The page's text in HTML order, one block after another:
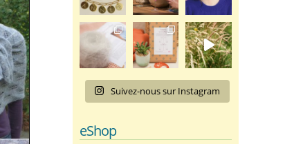
Suivez-nous sur Instagram
eShop